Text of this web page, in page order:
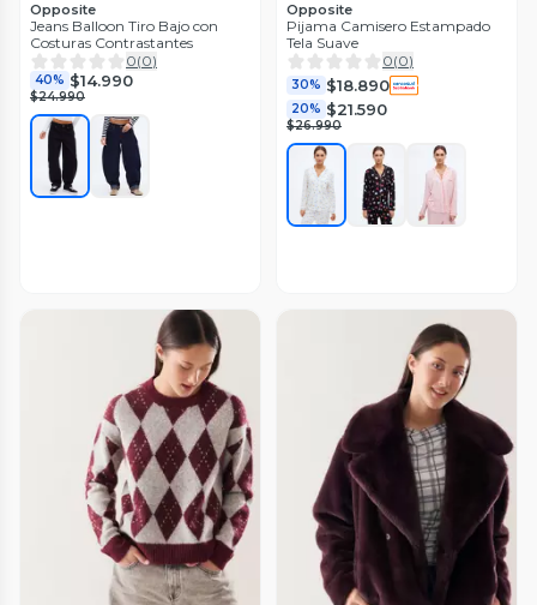
Opposite
Jeans Balloon Tiro Bajo con
Costuras Contrastantes
0(0)
40% $14.990
$24.990
Opposite
Pijama Camisero Estampado
Tela Suave
0(0)
30% $18.890
20% $21.590
$26.990